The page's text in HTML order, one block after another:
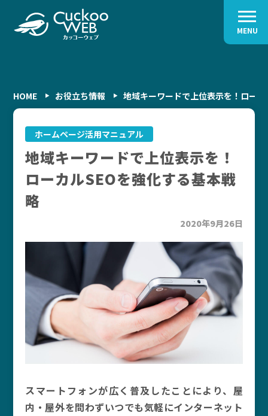
MENU
HOME お役立ち情報 地域キーワードで上位表示を！ロー
ホームページ活用マニュアル
地域キーワードで上位表示を！
ローカルSEOを強化する基本戦
略
2020年9月26日
スマートフォンが広く普及したことにより、屋
内・屋外を問わずいつでも気軽にインターネット